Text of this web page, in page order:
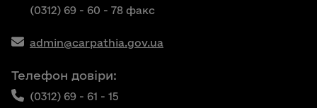
(0312) 69 - 60 - 78 факс
admin@carpathia.gov.ua
Телефон довіри:
(0312) 69 - 61 - 15